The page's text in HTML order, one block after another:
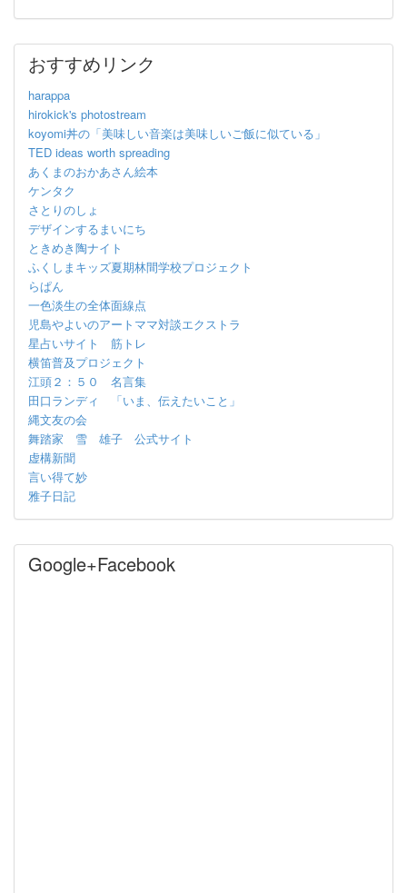
おすすめリンク
harappa
hirokick's photostream
koyomi丼の「美味しい音楽は美味しいご飯に似ている」
TED ideas worth spreading
あくまのおかあさん絵本
ケンタク
さとりのしょ
デザインするまいにち
ときめき陶ナイト
ふくしまキッズ夏期林間学校プロジェクト
らぱん
一色淡生の全体面線点
児島やよいのアートママ対談エクストラ
星占いサイト 筋トレ
横笛普及プロジェクト
江頭２：５０ 名言集
田口ランディ 「いま、伝えたいこと」
縄文友の会
舞踏家 雪 雄子 公式サイト
虚構新聞
言い得て妙
雅子日記
Google+Facebook